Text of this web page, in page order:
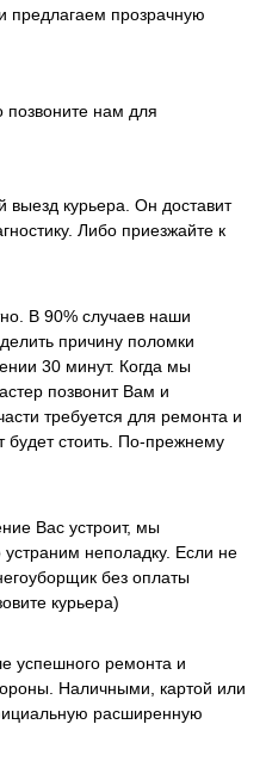
предлагаем прозрачную
позвоните нам для
выезд курьера. Он доставит
Либо приезжайте к
В 90% случаев наши
причину поломки
30 минут. Когда мы
позвонит Вам и
требуется для ремонта и
будет стоить. По-прежнему
Вас устроит, мы
устраним неполадку. Если не
без оплаты
курьера)
успешного ремонта и
Наличными, картой или
расширенную